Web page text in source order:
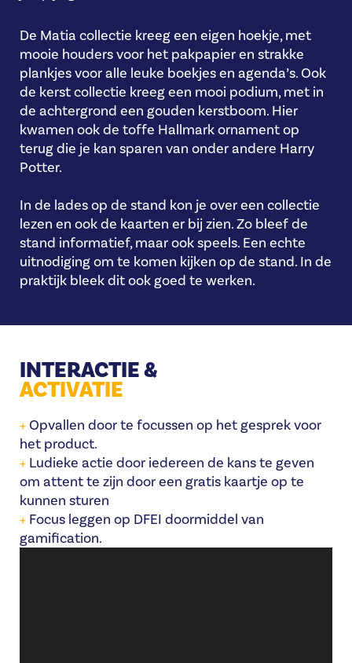
De Matia collectie kreeg een eigen hoekje, met
mooie houders voor het pakpapier en strakke
plankjes voor alle leuke boekjes en agenda’s. Ook
de kerst collectie kreeg een mooi podium, met in
de achtergrond een gouden kerstboom. Hier
kwamen ook de toffe Hallmark ornament op
terug die je kan sparen van onder andere Harry
Potter.
In de lades op de stand kon je over een collectie
lezen en ook de kaarten er bij zien. Zo bleef de
stand informatief, maar ook speels. Een echte
uitnodiging om te komen kijken op de stand. In de
praktijk bleek dit ook goed te werken.
INTERACTIE &
ACTIVATIE
+ Opvallen door te focussen op het gesprek voor
het product.
+ Ludieke actie door iedereen de kans te geven
om attent te zijn door een gratis kaartje op te
kunnen sturen
+ Focus leggen op DFEI doormiddel van
gamification.